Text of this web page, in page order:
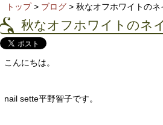
トップ> ブログ > 秋なオフホワイトの
秋なオフホワイトのネ
こんにちは。
nail sette平野智子です。